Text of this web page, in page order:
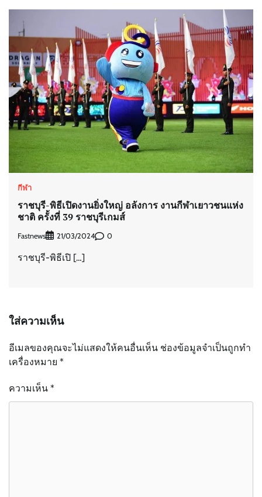
กีฬา
ราชบุรี-พิธีเปิดงานยิ่งใหญ่ อลังการ งานกีฬาเยาวชนแห่ง
ชาติ ครั้งที่ 39 ราชบุรีเกมส์
Fastnews 21/03/2024 0
ราชบุรี-พิธีเปิ […]
ใส่ความเห็น
อีเมลของคุณจะไม่แสดงให้คนอื่นเห็น ช่องข้อมูลจำเป็นถูกทำ
เครื่องหมาย *
ความเห็น *